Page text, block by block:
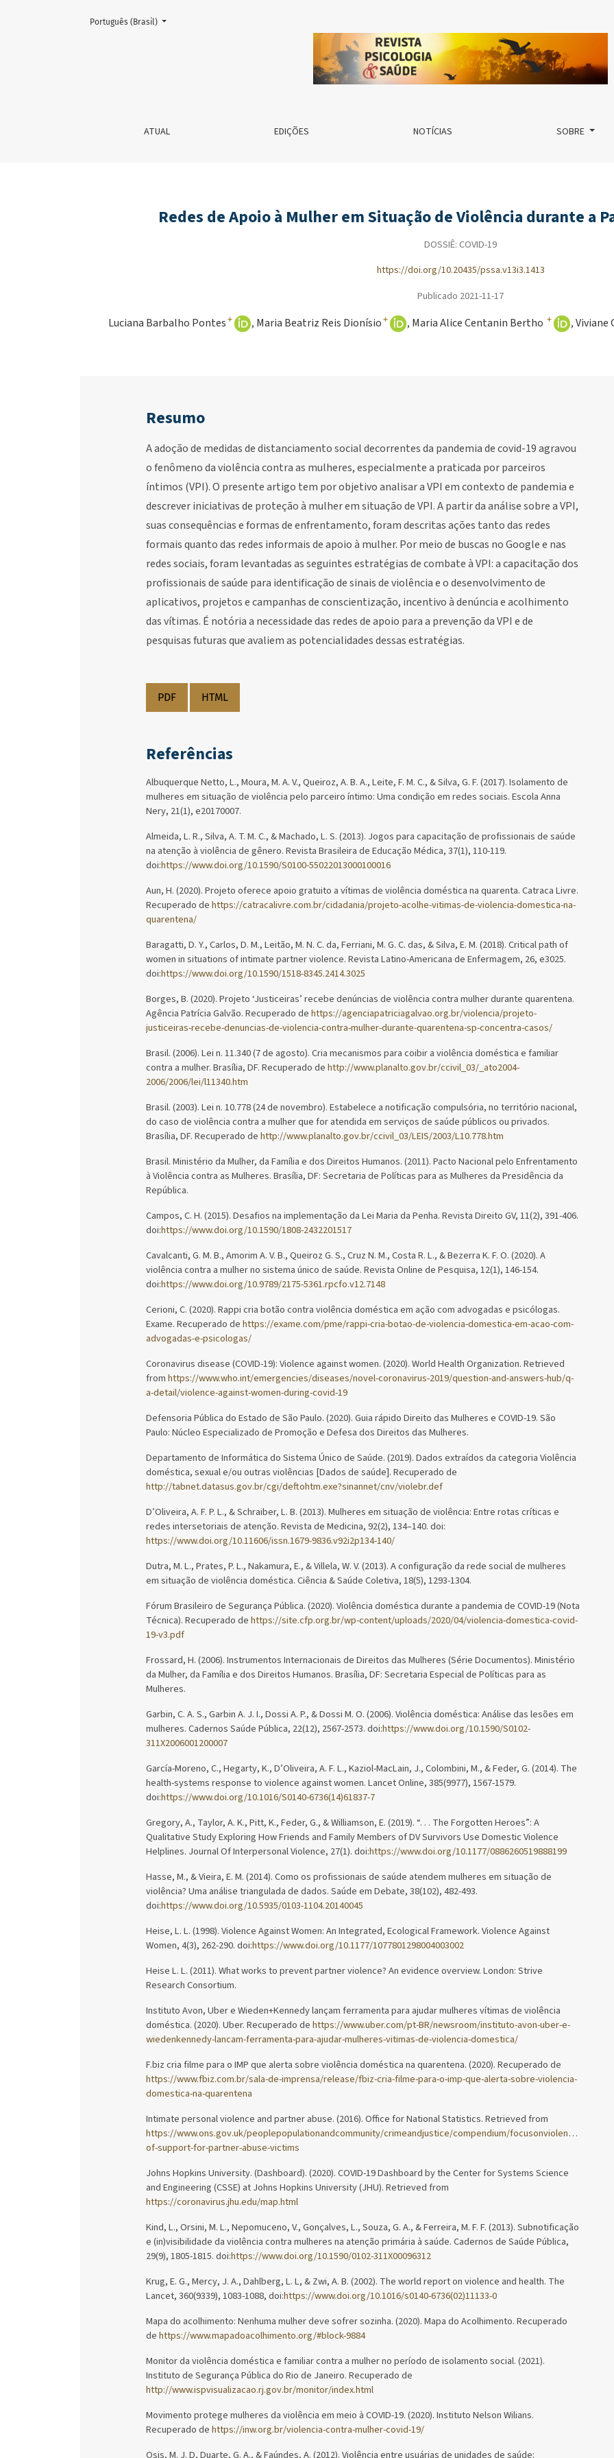
Redes de Apoio à Mulher em Situação de Violência durante a Pandemia de Covid-19
ATUAL EDIÇÕES NOTÍCIAS SOBRE
Mudar o idioma. O atual é:
Português (Brasil)
Redes de Apoio à Mulher em Situação de Violência durante a
DOSSIÊ: COVID-19
https://doi.org/10.20435/pssa.v13i3.1413
Publicado 2021-11-17
Luciana Barbalho Pontes + Maria Beatriz Reis Dionísio + Maria Alice Centanin Bertho + Viviane
Resumo
A adoção de medidas de distanciamento social decorrentes da pandemia de covid-19 agravou
o fenômeno da violência contra as mulheres, especialmente a praticada por parceiros
íntimos (VPI). O presente artigo tem por objetivo analisar a VPI em contexto de pandemia e
descrever iniciativas de proteção à mulher em situação de VPI. A partir da análise sobre a VPI,
suas consequências e formas de enfrentamento, foram descritas ações tanto das redes
formais quanto das redes informais de apoio à mulher. Por meio de buscas no Google e nas
redes sociais, foram levantadas as seguintes estratégias de combate à VPI: a capacitação dos
profissionais de saúde para identificação de sinais de violência e o desenvolvimento de
aplicativos, projetos e campanhas de conscientização, incentivo à denúncia e acolhimento
das vítimas. É notória a necessidade das redes de apoio para a prevenção da VPI e de
pesquisas futuras que avaliem as potencialidades dessas estratégias.
PDF HTML
Referências
Albuquerque Netto, L., Moura, M. A. V., Queiroz, A. B. A., Leite, F. M. C., & Silva, G. F. (2017). Isolamento de
mulheres em situação de violência pelo parceiro íntimo: Uma condição em redes sociais. Escola Anna
Nery, 21(1), e20170007.
Almeida, L. R., Silva, A. T. M. C., & Machado, L. S. (2013). Jogos para capacitação de profissionais de saúde
na atenção à violência de gênero. Revista Brasileira de Educação Médica, 37(1), 110-119.
doi:https://www.doi.org/10.1590/S0100-55022013000100016
Aun, H. (2020). Projeto oferece apoio gratuito a vítimas de violência doméstica na quarenta. Catraca Livre.
Recuperado dehttps://catracalivre.com.br/cidadania/projeto-acolhe-vitimas-de-violencia-domestica-na-
quarentena/
Baragatti, D. Y., Carlos, D. M., Leitão, M. N. C. da, Ferriani, M. G. C. das, & Silva, E. M. (2018). Critical path of
women in situations of intimate partner violence. Revista Latino-Americana de Enfermagem, 26, e3025.
doi:https://www.doi.org/10.1590/1518-8345.2414.3025
Borges, B. (2020). Projeto ‘Justiceiras’ recebe denúncias de violência contra mulher durante quarentena.
Agência Patrícia Galvão. Recuperado dehttps://agenciapatriciagalvao.org.br/violencia/projeto-
justiceiras-recebe-denuncias-de-violencia-contra-mulher-durante-quarentena-sp-concentra-casos/
Brasil. (2006). Lei n. 11.340 (7 de agosto). Cria mecanismos para coibir a violência doméstica e familiar
contra a mulher. Brasília, DF. Recuperado dehttp://www.planalto.gov.br/ccivil_03/_ato2004-
2006/2006/lei/l11340.htm
Brasil. (2003). Lei n. 10.778 (24 de novembro). Estabelece a notificação compulsória, no território nacional,
do caso de violência contra a mulher que for atendida em serviços de saúde públicos ou privados.
Brasília, DF. Recuperado dehttp://www.planalto.gov.br/ccivil_03/LEIS/2003/L10.778.htm
Brasil. Ministério da Mulher, da Família e dos Direitos Humanos. (2011). Pacto Nacional pelo Enfrentamento
à Violência contra as Mulheres. Brasília, DF: Secretaria de Políticas para as Mulheres da Presidência da
República.
Campos, C. H. (2015). Desafios na implementação da Lei Maria da Penha. Revista Direito GV, 11(2), 391-406.
doi:https://www.doi.org/10.1590/1808-2432201517
Cavalcanti, G. M. B., Amorim A. V. B., Queiroz G. S., Cruz N. M., Costa R. L., & Bezerra K. F. O. (2020). A
violência contra a mulher no sistema único de saúde. Revista Online de Pesquisa, 12(1), 146-154.
doi:https://www.doi.org/10.9789/2175-5361.rpcfo.v12.7148
Cerioni, C. (2020). Rappi cria botão contra violência doméstica em ação com advogadas e psicólogas.
Exame. Recuperado dehttps://exame.com/pme/rappi-cria-botao-de-violencia-domestica-em-acao-com-
advogadas-e-psicologas/
Coronavirus disease (COVID-19): Violence against women. (2020). World Health Organization. Retrieved
fromhttps://www.who.int/emergencies/diseases/novel-coronavirus-2019/question-and-answers-hub/q-
a-detail/violence-against-women-during-covid-19
Defensoria Pública do Estado de São Paulo. (2020). Guia rápido Direito das Mulheres e COVID-19. São
Paulo: Núcleo Especializado de Promoção e Defesa dos Direitos das Mulheres.
Departamento de Informática do Sistema Único de Saúde. (2019). Dados extraídos da categoria Violência
doméstica, sexual e/ou outras violências [Dados de saúde]. Recuperado de
http://tabnet.datasus.gov.br/cgi/deftohtm.exe?sinannet/cnv/violebr.def
D’Oliveira, A. F. P. L., & Schraiber, L. B. (2013). Mulheres em situação de violência: Entre rotas críticas e
redes intersetoriais de atenção. Revista de Medicina, 92(2), 134–140. doi:
https://www.doi.org/10.11606/issn.1679-9836.v92i2p134-140/
Dutra, M. L., Prates, P. L., Nakamura, E., & Villela, W. V. (2013). A configuração da rede social de mulheres
em situação de violência doméstica. Ciência & Saúde Coletiva, 18(5), 1293-1304.
Fórum Brasileiro de Segurança Pública. (2020). Violência doméstica durante a pandemia de COVID-19 (Nota
Técnica). Recuperado dehttps://site.cfp.org.br/wp-content/uploads/2020/04/violencia-domestica-covid-
19-v3.pdf
Frossard, H. (2006). Instrumentos Internacionais de Direitos das Mulheres (Série Documentos). Ministério
da Mulher, da Família e dos Direitos Humanos. Brasília, DF: Secretaria Especial de Políticas para as
Mulheres.
Garbin, C. A. S., Garbin A. J. I., Dossi A. P., & Dossi M. O. (2006). Violência doméstica: Análise das lesões em
mulheres. Cadernos Saúde Pública, 22(12), 2567-2573. doi:https://www.doi.org/10.1590/S0102-
311X2006001200007
García-Moreno, C., Hegarty, K., D’Oliveira, A. F. L., Kaziol-MacLain, J., Colombini, M., & Feder, G. (2014). The
health-systems response to violence against women. Lancet Online, 385(9977), 1567-1579.
doi:https://www.doi.org/10.1016/S0140-6736(14)61837-7
Gregory, A., Taylor, A. K., Pitt, K., Feder, G., & Williamson, E. (2019). “. . . The Forgotten Heroes”: A
Qualitative Study Exploring How Friends and Family Members of DV Survivors Use Domestic Violence
Helplines. Journal Of Interpersonal Violence, 27(1). doi:https://www.doi.org/10.1177/0886260519888199
Hasse, M., & Vieira, E. M. (2014). Como os profissionais de saúde atendem mulheres em situação de
violência? Uma análise triangulada de dados. Saúde em Debate, 38(102), 482-493.
doi:https://www.doi.org/10.5935/0103-1104.20140045
Heise, L. L. (1998). Violence Against Women: An Integrated, Ecological Framework. Violence Against
Women, 4(3), 262-290. doi:https://www.doi.org/10.1177/1077801298004003002
Heise L. L. (2011). What works to prevent partner violence? An evidence overview. London: Strive
Research Consortium.
Instituto Avon, Uber e Wieden+Kennedy lançam ferramenta para ajudar mulheres vítimas de violência
doméstica. (2020). Uber. Recuperado dehttps://www.uber.com/pt-BR/newsroom/instituto-avon-uber-e-
wiedenkennedy-lancam-ferramenta-para-ajudar-mulheres-vitimas-de-violencia-domestica/
F.biz cria filme para o IMP que alerta sobre violência doméstica na quarentena. (2020). Recuperado de
https://www.fbiz.com.br/sala-de-imprensa/release/fbiz-cria-filme-para-o-imp-que-alerta-sobre-violencia-
domestica-na-quarentena
Intimate personal violence and partner abuse. (2016). Office for National Statistics. Retrieved from
https://www.ons.gov.uk/peoplepopulationandcommunity/crimeandjustice/compendium/
of-support-for-partner-abuse-victims
Johns Hopkins University. (Dashboard). (2020). COVID-19 Dashboard by the Center for Systems Science
and Engineering (CSSE) at Johns Hopkins University (JHU). Retrieved from
https://coronavirus.jhu.edu/map.html
Kind, L., Orsini, M. L., Nepomuceno, V., Gonçalves, L., Souza, G. A., & Ferreira, M. F. F. (2013). Subnotificação
e (in)visibilidade da violência contra mulheres na atenção primária à saúde. Cadernos de Saúde Pública,
29(9), 1805-1815. doi:https://www.doi.org/10.1590/0102-311X00096312
Krug, E. G., Mercy, J. A., Dahlberg, L. L, & Zwi, A. B. (2002). The world report on violence and health. The
Lancet, 360(9339), 1083-1088, doi:https://www.doi.org/10.1016/s0140-6736(02)11133-0
Mapa do acolhimento: Nenhuma mulher deve sofrer sozinha. (2020). Mapa do Acolhimento. Recuperado
dehttps://www.mapadoacolhimento.org/#block-9884
Monitor da violência doméstica e familiar contra a mulher no período de isolamento social. (2021).
Instituto de Segurança Pública do Rio de Janeiro. Recuperado de
http://www.ispvisualizacao.rj.gov.br/monitor/index.html
Movimento protege mulheres da violência em meio à COVID-19. (2020). Instituto Nelson Wilians.
Recuperado dehttps://inw.org.br/violencia-contra-mulher-covid-19/
Osis, M. J. D, Duarte, G. A., & Faúndes, A. (2012). Violência entre usuárias de unidades de saúde: